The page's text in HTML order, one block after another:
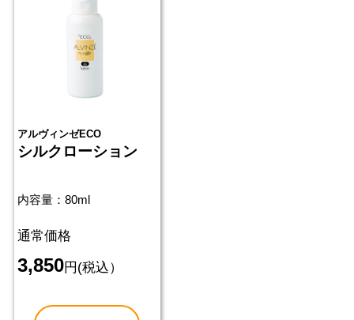
アルヴィンゼECO
シルクローション
内容量：80ml
通常価格
3,850円(税込）